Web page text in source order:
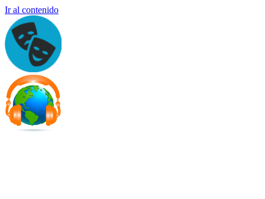
Ir al contenido